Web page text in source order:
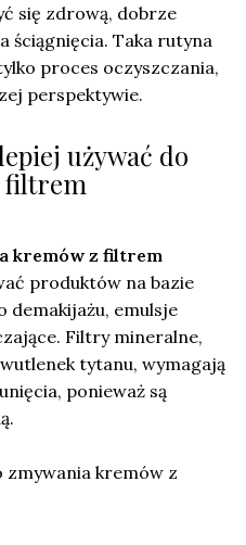
się zdrową, dobrze
ściągnięcia. Taka rutyna
proces oczyszczania,
perspektywie.
używać do
filtrem
kremów z filtrem
produktów na bazie
demakijażu, emulsje
Filtry mineralne,
tytanu, wymagają
ponieważ są
zmywania kremów z